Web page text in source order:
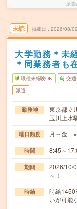
派遣
未読 掲載日 2026/08/09
大学勤務＊未
＊同業務者も
職種未経験OK 交通
派遣
勤務地
東京都立
玉川上水
曜日頻度 月～金 ※
時間 8:45～
期間
2026/10/
～！
時給
時給
いが可能